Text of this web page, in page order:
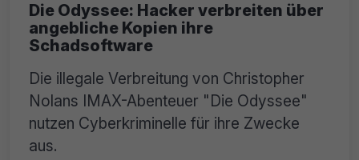
Die Odyssee: Hacker verbreiten über
angebliche Kopien ihre
Schadsoftware
Die illegale Verbreitung von Christopher
Nolans IMAX-Abenteuer "Die Odyssee"
nutzen Cyberkriminelle für ihre Zwecke
aus.